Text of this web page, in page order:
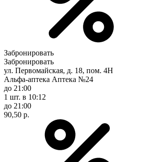
Забронировать
Забронировать
ул. Первомайская, д. 18, пом. 4Н
Альфа-аптека Аптека №24
до 21:00
1 шт. в 10:12
до 21:00
90,50 р.